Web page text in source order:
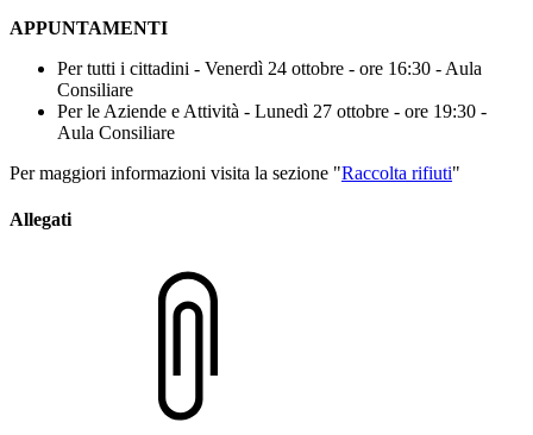
APPUNTAMENTI
Per tutti i cittadini - Venerdì 24 ottobre - ore 16:30 - Aula
Consiliare
Per le Aziende e Attività - Lunedì 27 ottobre - ore 19:30 -
Aula Consiliare
Per maggiori informazioni visita la sezione "Raccolta rifiuti"
Allegati